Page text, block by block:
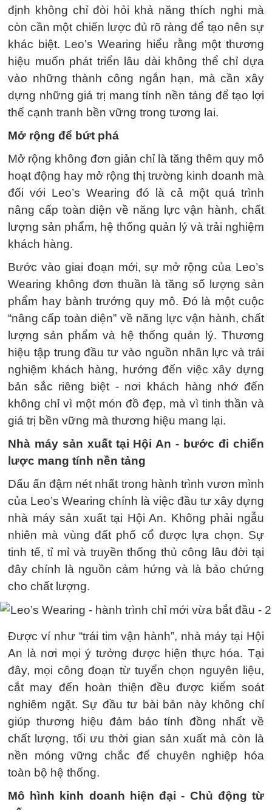
định không chỉ đòi hỏi khả năng thích nghi mà
còn cần một chiến lược đủ rõ ràng để tạo nên sự
khác biệt. Leo’s Wearing hiểu rằng một thương
hiệu muốn phát triển lâu dài không thể chỉ dựa
vào những thành công ngắn hạn, mà cần xây
dựng những giá trị mang tính nền tảng để tạo lợi
thế cạnh tranh bền vững trong tương lai.
Mở rộng để bứt phá
Mở rộng không đơn giản chỉ là tăng thêm quy mô
hoạt động hay mở rộng thị trường kinh doanh mà
đối với Leo’s Wearing đó là cả một quá trình
nâng cấp toàn diện về năng lực vận hành, chất
lượng sản phẩm, hệ thống quản lý và trải nghiệm
khách hàng.
Bước vào giai đoạn mới, sự mở rộng của Leo’s
Wearing không đơn thuần là tăng số lượng sản
phẩm hay bành trướng quy mô. Đó là một cuộc
“nâng cấp toàn diện” về năng lực vận hành, chất
lượng sản phẩm và hệ thống quản lý. Thương
hiệu tập trung đầu tư vào nguồn nhân lực và trải
nghiệm khách hàng, hướng đến việc xây dựng
bản sắc riêng biệt - nơi khách hàng nhớ đến
không chỉ vì một món đồ đẹp, mà vì tinh thần và
giá trị bền vững mà thương hiệu mang lại.
Nhà máy sản xuất tại Hội An - bước đi chiến
lược mang tính nền tảng
Dấu ấn đậm nét nhất trong hành trình vươn mình
của Leo’s Wearing chính là việc đầu tư xây dựng
nhà máy sản xuất tại Hội An. Không phải ngẫu
nhiên mà vùng đất phố cổ được lựa chọn. Sự
tinh tế, tỉ mỉ và truyền thống thủ công lâu đời tại
đây chính là nguồn cảm hứng và là bảo chứng
cho chất lượng.
Được ví như “trái tim vận hành”, nhà máy tại Hội
An là nơi mọi ý tưởng được hiện thực hóa. Tại
đây, mọi công đoạn từ tuyển chọn nguyên liệu,
cắt may đến hoàn thiện đều được kiểm soát
nghiêm ngặt. Sự đầu tư bài bản này không chỉ
giúp thương hiệu đảm bảo tính đồng nhất về
chất lượng, tối ưu thời gian sản xuất mà còn là
nền móng vững chắc để chuyên nghiệp hóa
toàn bộ hệ thống.
Mô hình kinh doanh hiện đại - Chủ động từ